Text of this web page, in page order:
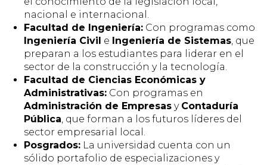
nacional e internacional.
Facultad de Ingeniería: Con programas como
Ingeniería Civil e Ingeniería de Sistemas, que
preparan a los estudiantes para liderar en el
sector de la construcción y la tecnología.
Facultad de Ciencias Económicas y
Administrativas: Con programas en
Administración de Empresas y Contaduría
Pública, que forman a los futuros líderes del
sector empresarial local.
Posgrados: La universidad cuenta con un
sólido portafolio de especializaciones y